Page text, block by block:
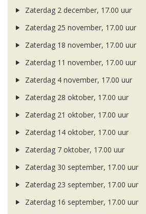
Zaterdag 2 december, 17.00 uur
Zaterdag 25 november, 17.00 uur
Zaterdag 18 november, 17.00 uur
Zaterdag 11 november, 17.00 uur
Zaterdag 4 november, 17.00 uur
Zaterdag 28 oktober, 17.00 uur
Zaterdag 21 oktober, 17.00 uur
Zaterdag 14 oktober, 17.00 uur
Zaterdag 7 oktober, 17.00 uur
Zaterdag 30 september, 17.00 uur
Zaterdag 23 september, 17.00 uur
Zaterdag 16 september, 17.00 uur